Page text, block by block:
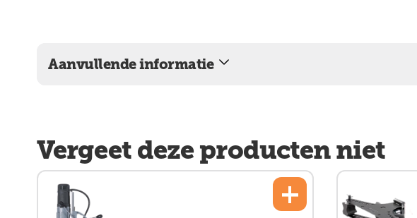
Aanvullende informatie
Vergeet deze producten niet
+